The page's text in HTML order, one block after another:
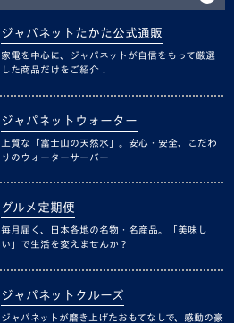
ジャパネットたかた公式通販
家電を中心に、ジャパネットが自信をもって厳選
した商品だけをご紹介！
ジャパネットウォーター
上質な「富士山の天然水」。安心・安全、こだわ
りのウォーターサーバー
グルメ定期便
毎月届く、日本各地の名物・名産品。「美味し
い」で生活を変えませんか？
ジャパネットクルーズ
ジャパネットが磨き上げたおもてなしで、感動の豪